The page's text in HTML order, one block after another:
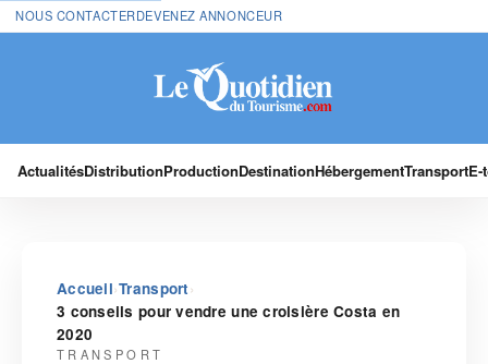
NOUS CONTACTERDEVENEZ ANNONCEUR
ActualitésDistributionProductionDestinationHébergementTransport
Accueil›Transport ›
3 conseils pour vendre une croisière Costa en
2020
TRANSPORT